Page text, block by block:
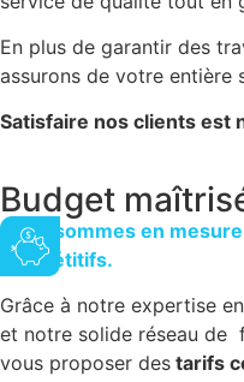
En plus de garantir des
assurons de votre entière
Satisfaire nos clients est
Budget
Nous sommes en
compétitifs.
Grâce à notre expertise
et notre solide réseau de
vous proposer des tarifs